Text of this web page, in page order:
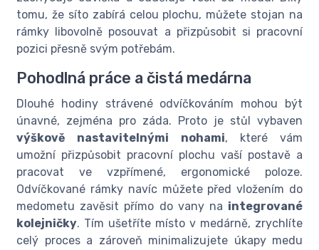
tomu, že síto zabírá celou plochu, můžete stojan na
rámky libovolně posouvat a přizpůsobit si pracovní
pozici přesně svým potřebám.
Pohodlná práce a čistá medárna
Dlouhé hodiny strávené odvíčkováním mohou být
únavné, zejména pro záda. Proto je stůl vybaven
výškově nastavitelnými nohami, které vám
umožní přizpůsobit pracovní plochu vaší postavě a
pracovat ve vzpřímené, ergonomické poloze.
Odvíčkované rámky navíc můžete před vložením do
medometu zavěsit přímo do vany na integrované
kolejničky. Tím ušetříte místo v medárně, zrychlíte
celý proces a zároveň minimalizujete úkapy medu